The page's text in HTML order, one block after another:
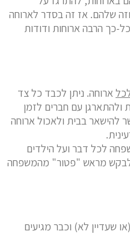
שלהם. אז זה בסדר לארוחה
כך הרבה ארוחות ודודות
ארוחה. ניתן לכבד כל צד
עם חברים לזמן
להישאר בבית ולאכול ארוחה
לכל דבר ועל הילדים
מראש "פטור" מהמשפחה
שעדיין לא) וכבר מגיעים